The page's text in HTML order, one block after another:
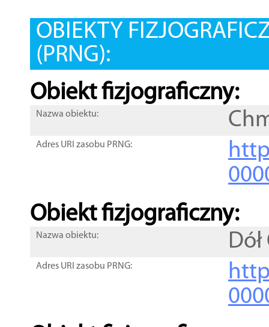
OBIEKTY
(PRNG):
Obiekt fizjograficzny:
Nazwa obiektu:
Adres URI zasobu PRNG:
Obiekt fizjograficzny:
Nazwa obiektu:
Adres URI zasobu PRNG: